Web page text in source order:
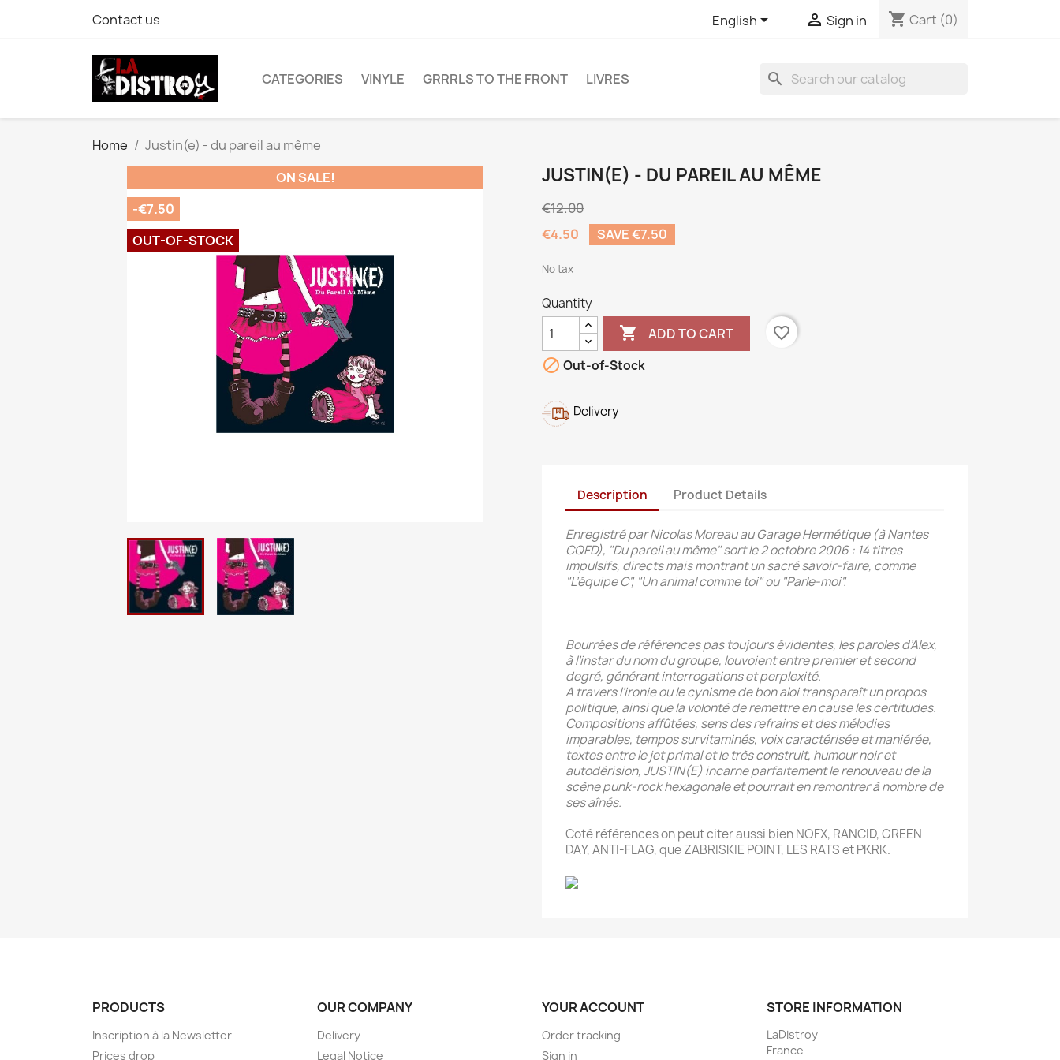
Contact us English  Sign in shopping_cart Cart (0)
CATEGORIES VINYLE GRRRLS TO THE FRONT LIVRES search
Home
Justin(e) - du pareil au même
ON SALE!
-€7.50
OUT-OF-STOCK
JUSTIN(E) - DU PAREIL AU MÊME
€12.00
€4.50
SAVE €7.50
No tax
Quantity
 ADD TO CART
favorite_border
 Out-of-Stock
Delivery
Description Product Details
Enregistré par Nicolas Moreau au Garage Hermétique (à Nantes
CQFD), "Du pareil au même" sort le 2 octobre 2006 : 14 titres
impulsifs, directs mais montrant un sacré savoir-faire, comme
"L’équipe C", "Un animal comme toi" ou "Parle-moi".
Bourrées de références pas toujours évidentes, les paroles d’Alex,
à l’instar du nom du groupe, louvoient entre premier et second
degré, générant interrogations et perplexité.
A travers l’ironie ou le cynisme de bon aloi transparaît un propos
politique, ainsi que la volonté de remettre en cause les certitudes.
Compositions affûtées, sens des refrains et des mélodies
imparables, tempos survitaminés, voix caractérisée et maniérée,
textes entre le jet primal et le très construit, humour noir et
autodérision, JUSTIN(E) incarne parfaitement le renouveau de la
scène punk-rock hexagonale et pourrait en remontrer à nombre de
ses aînés.
Coté références on peut citer aussi bien NOFX, RANCID, GREEN
DAY, ANTI-FLAG, que ZABRISKIE POINT, LES RATS et PKRK.
PRODUCTS
Inscription à la Newsletter
Prices drop
OUR COMPANY
Delivery
Legal Notice
YOUR ACCOUNT
Order tracking
Sign in
STORE INFORMATION
LaDistroy
France